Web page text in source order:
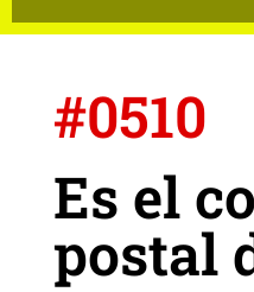
#0510
Es el
postal